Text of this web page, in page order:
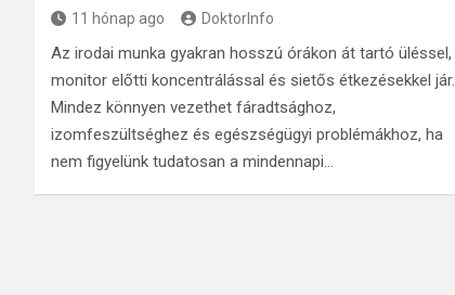
11 hónap ago DoktorInfo
Az irodai munka gyakran hosszú órákon át tartó üléssel,
monitor előtti koncentrálással és sietős étkezésekkel jár.
Mindez könnyen vezethet fáradtsághoz,
izomfeszültséghez és egészségügyi problémákhoz, ha
nem figyelünk tudatosan a mindennapi…